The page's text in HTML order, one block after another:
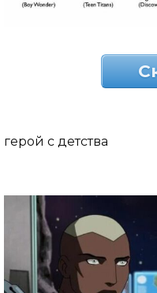
герой с детства